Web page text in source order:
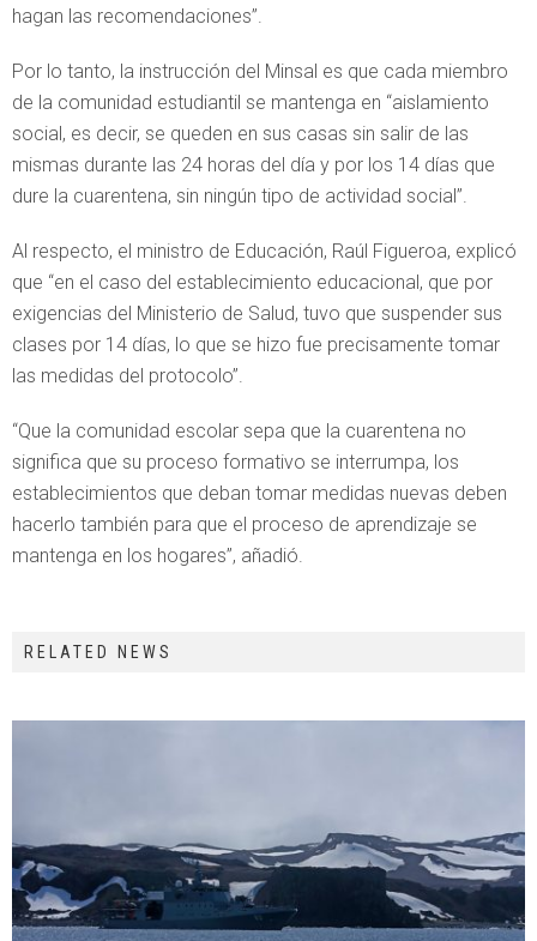
hagan las recomendaciones”.
Por lo tanto, la instrucción del Minsal es que cada miembro
de la comunidad estudiantil se mantenga en “aislamiento
social, es decir, se queden en sus casas sin salir de las
mismas durante las 24 horas del día y por los 14 días que
dure la cuarentena, sin ningún tipo de actividad social”.
Al respecto, el ministro de Educación, Raúl Figueroa, explicó
que “en el caso del establecimiento educacional, que por
exigencias del Ministerio de Salud, tuvo que suspender sus
clases por 14 días, lo que se hizo fue precisamente tomar
las medidas del protocolo”.
“Que la comunidad escolar sepa que la cuarentena no
significa que su proceso formativo se interrumpa, los
establecimientos que deban tomar medidas nuevas deben
hacerlo también para que el proceso de aprendizaje se
mantenga en los hogares”, añadió.
RELATED NEWS